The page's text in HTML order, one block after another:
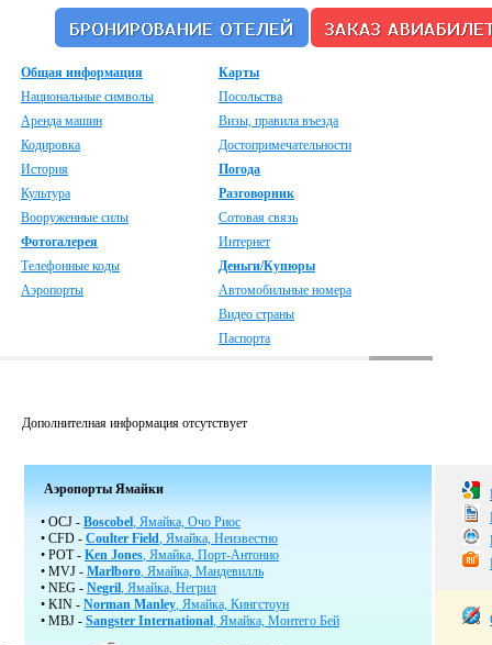
Общая информация
Национальные символы
Аренда машин
Кодировка
История
Культура
Вооруженные силы
Фотогалерея
Телефонные коды
Аэропорты
Карты
Посольства
Визы, правила въезда
Достопримечательности
Погода
Разговорник
Сотовая связь
Интернет
Деньги/Купюры
Автомобильные номера
Видео страны
Паспорта
Дополнителная информация отсутствует
Аэропорты Ямайки
• OCJ - Boscobel, Ямайка, Очо Риос
• CFD - Coulter Field, Ямайка, Неизвестно
• POT - Ken Jones, Ямайка, Порт-Антонио
• MVJ - Marlboro, Ямайка, Мандевилль
• NEG - Negril, Ямайка, Негрил
• KIN - Norman Manley, Ямайка, Кингстоун
• MBJ - Sangster International, Ямайка, Монтего Бей